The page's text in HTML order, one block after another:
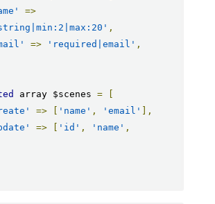
=>
,
=> 'required|email' ,
array $scenes =
=> 'name' , 'email'
],
=> 'id' , 'name' ,